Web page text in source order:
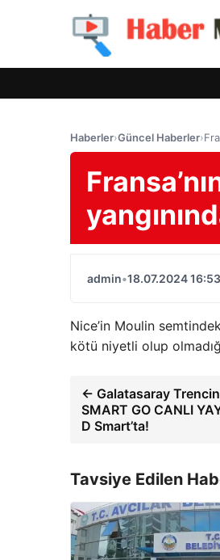
Haberler›Güncel Haberler›
admin•18.07.2024 16:53
Nice’in Moulin
kötü niyetli olup
← Galatasaray Trencin
SMART GO CANLI
D Smart’ta!
Tavsiye Edilen